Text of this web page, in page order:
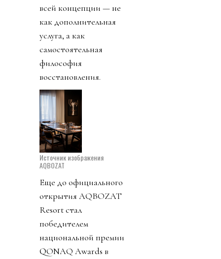
всей концепции — не
как дополнительная
услуга, а как
самостоятельная
философия
восстановления.
Источник изображения
AQBOZAT
Еще до официального
открытия AQBOZAT
Resort стал
победителем
национальной премии
QONAQ Awards в